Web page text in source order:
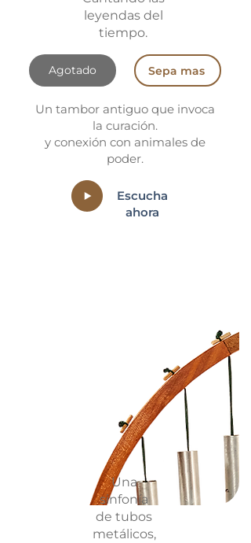
leyendas del
tiempo.
Agotado Sepa mas
Un tambor antiguo que invoca
la curación.
y conexión con animales de
poder.
Escucha
ahora
Una
sinfonía
de tubos
metálicos,